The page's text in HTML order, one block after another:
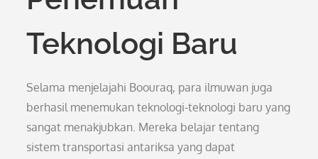
Teknologi Baru
Selama menjelajahi Boouraq, para ilmuwan juga
berhasil menemukan teknologi-teknologi baru yang
sangat menakjubkan. Mereka belajar tentang
sistem transportasi antariksa yang dapat